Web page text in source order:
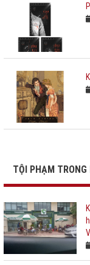
TỘI PHẠM TRONG